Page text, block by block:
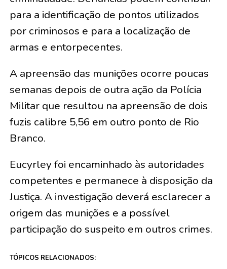
para a identificação de pontos utilizados
por criminosos e para a localização de
armas e entorpecentes.
A apreensão das munições ocorre poucas
semanas depois de outra ação da Polícia
Militar que resultou na apreensão de dois
fuzis calibre 5,56 em outro ponto de Rio
Branco.
Eucyrley foi encaminhado às autoridades
competentes e permanece à disposição da
Justiça. A investigação deverá esclarecer a
origem das munições e a possível
participação do suspeito em outros crimes.
TÓPICOS RELACIONADOS: